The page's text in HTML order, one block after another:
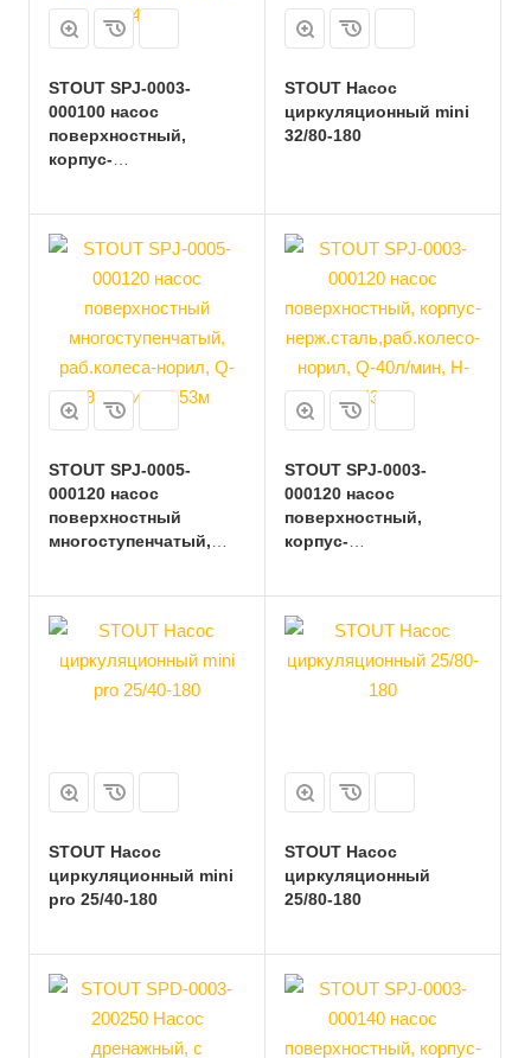
STOUT SPJ-0003-
000100 насос
поверхностный,
корпус-
48м
STOUT Насос
циркуляционный mini
32/80-180
STOUT SPJ-0005-
000120 насос
поверхностный
многоступенчатый,
STOUT SPJ-0003-
000120 насос
поверхностный,
корпус-
53,5м
STOUT Насос
циркуляционный mini
pro 25/40-180
STOUT Насос
циркуляционный
25/80-180